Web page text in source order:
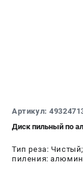
Артикул:
Диск пильный по
Тип реза:
пиления: